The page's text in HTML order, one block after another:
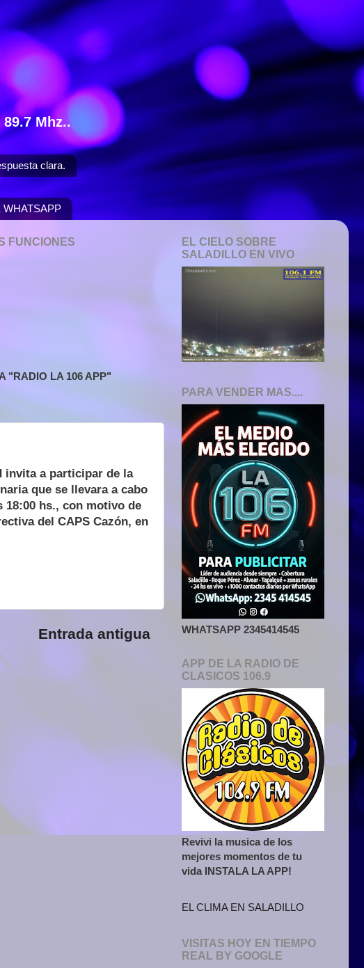
Mhz..
clara.
WHATSAPP
FUNCIONES
"RADIO LA 106 APP"
invita a participar de la
que se llevara a cabo
18:00 hs., con motivo de
del CAPS Cazón, en
Entrada antigua
EL CIELO SOBRE
SALADILLO EN VIVO
PARA VENDER MAS....
WHATSAPP 2345414545
APP DE LA RADIO DE
CLASICOS 106.9
Revivi la musica de los
mejores momentos de tu
vida INSTALA LA APP!
EL CLIMA EN SALADILLO
VISITAS HOY EN TIEMPO
REAL BY GOOGLE